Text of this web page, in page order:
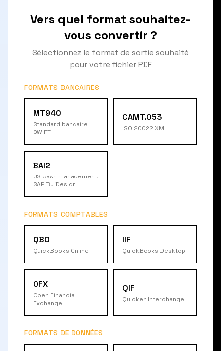
Vers quel format souhaitez-
vous convertir ?
Sélectionnez le format de sortie souhaité
pour votre fichier PDF
FORMATS BANCAIRES
MT940
Standard bancaire
SWIFT
CAMT.053
ISO 20022 XML
BAI2
US cash management,
SAP By Design
FORMATS COMPTABLES
QBO
QuickBooks Online
IIF
QuickBooks Desktop
OFX
Open Financial
Exchange
QIF
Quicken Interchange
FORMATS DE DONNÉES